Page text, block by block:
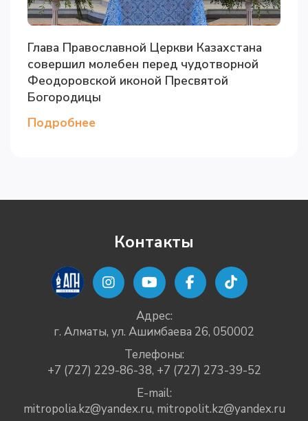
Глава Православной Церкви Казахстана
совершил молебен перед чудотворной
Феодоровской иконой Пресвятой
Богородицы
Подробнее
Контакты
Адрес:
г. Алматы, ул. Ашимбаева 26, 050002
Телефоны:
+7 (727) 229-86-38, +7 (727) 273-39-52
E-mail:
mitropolia.kz@yandex.ru, mitropolit.kz@yandex.ru